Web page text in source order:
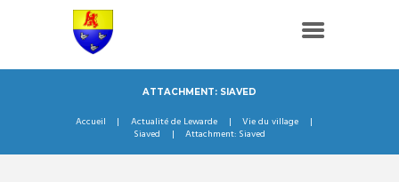
ATTACHMENT: SIAVED
Accueil Actualité de Lewarde
Vie du village
Siaved
Attachment: Siaved